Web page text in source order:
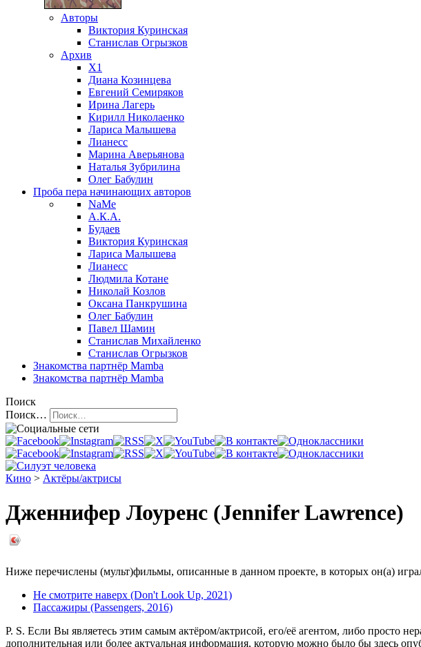
Авторы
Виктория Куринская
Станислав Огрызков
Архив
X1
Диана Козинцева
Евгений Семиряков
Ирина Лагерь
Кирилл Николаенко
Лариса Малышева
Лианесс
Марина Аверьянова
Наталья Зубрилина
Олег Бабулин
Проба пера начинающих авторов
NaMe
А.К.А.
Будаев
Виктория Куринская
Лариса Малышева
Лианесс
Людмила Котане
Николай Козлов
Оксана Панкрушина
Олег Бабулин
Павел Шамин
Станислав Михайленко
Станислав Огрызков
Знакомства партнёр Mamba
Знакомства партнёр Mamba
Поиск
Поиск…
Кино > Актёры/актрисы
Дженнифер Лоуренс (Jennifer Lawrence)
Ниже перечислены (мульт)фильмы, описанные в данном проекте, в которых он(а)
Не смотрите наверх (Don't Look Up, 2021)
Пассажиры (Passengers, 2016)
P. S. Если Вы являетесь этим самым актёром/актрисой, его/её агентом, либо просто
дополнительная или более актуальная информация, которую можно было бы здесь